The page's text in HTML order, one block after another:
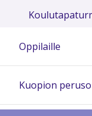
Oppilaille
Kuopion